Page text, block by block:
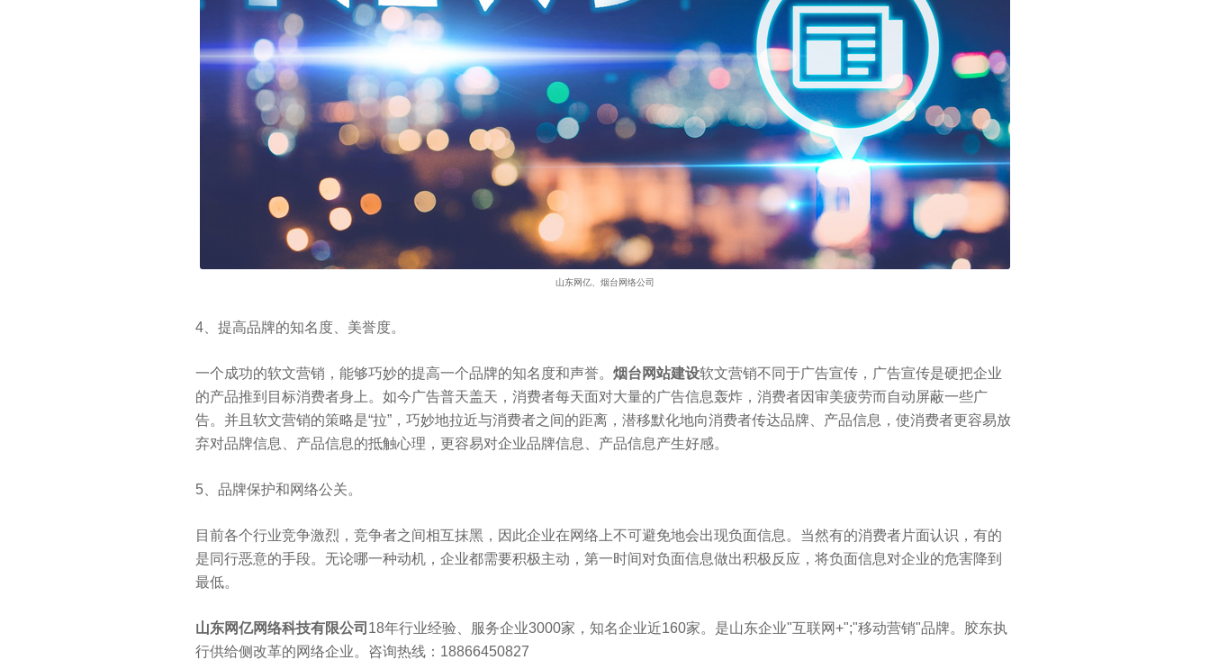
山东网亿、烟台网络公司
4、提高品牌的知名度、美誉度。
一个成功的软文营销，能够巧妙的提高一个品牌的知名度和声誉。 烟台网站建设软文营销不同于广告宣传，广告宣传是硬把企业
的产品推到目标消费者身上。如今广告普天盖天，消费者每天面对大量的广告信息轰炸，消费者因审美疲劳而自动屏蔽一些广
告。并且软文营销的策略是“拉”，巧妙地拉近与消费者之间的距离，潜移默化地向消费者传达品牌、产品信息，使消费者更容易放
弃对品牌信息、产品信息的抵触心理，更容易对企业品牌信息、产品信息产生好感。
5、品牌保护和网络公关。
目前各个行业竞争激烈，竞争者之间相互抹黑，因此企业在网络上不可避免地会出现负面信息。当然有的消费者片面认识，有的
是同行恶意的手段。无论哪一种动机，企业都需要积极主动，第一时间对负面信息做出积极反应，将负面信息对企业的危害降到
最低。
山东网亿网络科技有限公司 18年行业经验、服务企业3000家，知名企业近160家。是山东企业"互联网+";"移动营销"品牌。胶东执
行供给侧改革的网络企业。咨询热线：18866450827